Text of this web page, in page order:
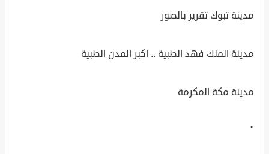
مدينة تبوك تقرير بالصور
مدينة الملك فهد الطبية .. اكبر المدن الطبية
مدينة مكة المكرمة
"